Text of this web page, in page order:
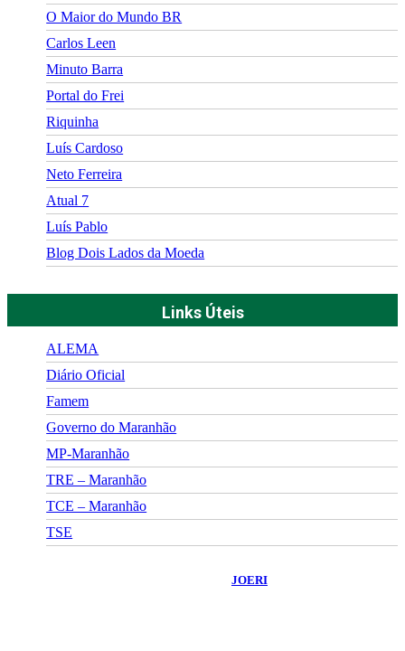
O Maior do Mundo BR
Carlos Leen
Minuto Barra
Portal do Frei
Riquinha
Luís Cardoso
Neto Ferreira
Atual 7
Luís Pablo
Blog Dois Lados da Moeda
Links Úteis
ALEMA
Diário Oficial
Famem
Governo do Maranhão
MP-Maranhão
TRE – Maranhão
TCE – Maranhão
TSE
JOERI